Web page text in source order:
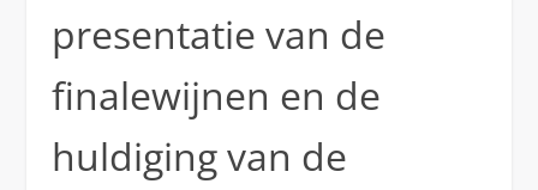
presentatie van de
finalewijnen en de
huldiging van de